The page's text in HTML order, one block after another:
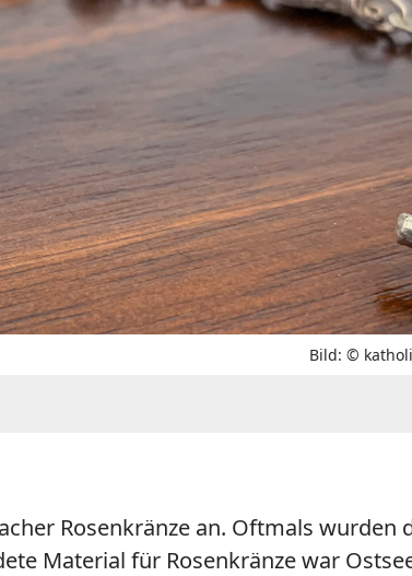
Bild: ©
Rosenkränze an. Oftmals wurden
Material für Rosenkränze war